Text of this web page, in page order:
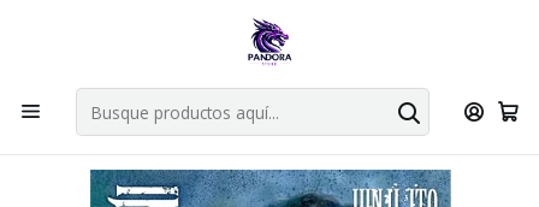
Por compras en cartas singles superiores a 49.990 el envio es
Explorar singles
Mangas Bunkoban Indigno de ser Humano 02